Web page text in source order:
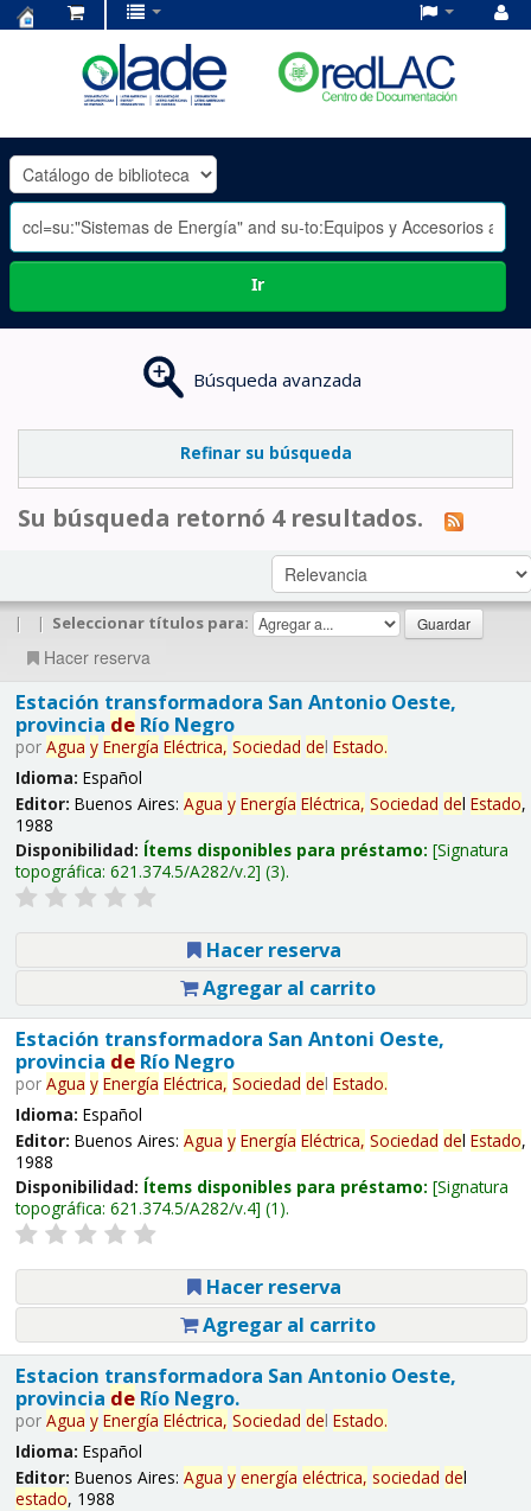
OLADE
-
Ir
Búsqueda avanzada
Refinar su búsqueda
Su búsqueda retornó 4 resultados.
| | Seleccionar títulos para:
Hacer reserva
Estación transformadora San Antonio Oeste,
provincia deRío Negro
por Agua y Energía Eléctrica, Sociedad del Estado.
Idioma: Español
Editor: Buenos Aires: Agua y Energía Eléctrica, Sociedad del Estado,
1988
Disponibilidad: Ítems disponibles para préstamo: Signatura
topográfica: 621.374.5/A282/v.2 (3).
Hacer reserva
Agregar al carrito
Estación transformadora San Antoni Oeste,
provincia deRío Negro
por Agua y Energía Eléctrica, Sociedad del Estado.
Idioma: Español
Editor: Buenos Aires: Agua y Energía Eléctrica, Sociedad del Estado,
1988
Disponibilidad: Ítems disponibles para préstamo: Signatura
topográfica: 621.374.5/A282/v.4 (1).
Hacer reserva
Agregar al carrito
Estacion transformadora San Antonio Oeste,
provincia deRío Negro.
por Agua y Energía Eléctrica, Sociedad del Estado.
Idioma: Español
Editor: Buenos Aires: Agua y energía eléctrica, sociedad del
estado, 1988